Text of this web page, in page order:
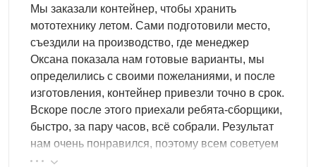
материалы и многое другое. Используйте наши системы
хранения (шкафы, полки) для максимальной
организации пространства.
Учтите, что для большинства нужд идеально подойдет
усиленная конструкция длиной 2-3 метра с односкатной
крышей. Она сочетает в себе компактность,
повышенную прочность и возможность
штабелирования.
Мы заказали контейнер, чтобы хранить
мототехнику летом. Сами подготовили место,
съездили на производство, где менеджер
Оксана показала нам готовые варианты, мы
определились с своими пожеланиями, и после
изготовления, контейнер привезли точно в срок.
Вскоре после этого приехали ребята-сборщики,
быстро, за пару часов, всё собрали. Результат
нам очень понравился, поэтому всем советуем
эту фирму.